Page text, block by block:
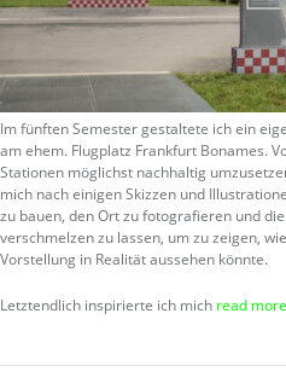
Im fünften Semester gestaltete ich ein
am ehem. Flugplatz Frankfurt Bonames.
Stationen möglichst nachhaltig
mich nach einigen Skizzen und
zu bauen, den Ort zu fotografieren und
verschmelzen zu lassen, um zu zeigen,
Vorstellung in Realität aussehen könnte.
Letztendlich inspirierte ich mich read more